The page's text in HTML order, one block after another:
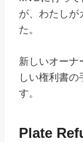
が、わたしが
た。
新しいオーナ
しい権利書の
す。
Plate